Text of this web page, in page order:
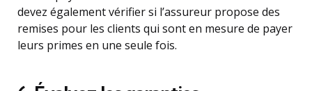
devez également vérifier si l’assureur propose des
remises pour les clients qui sont en mesure de payer
leurs primes en une seule fois.